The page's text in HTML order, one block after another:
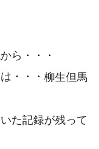
ら・・・
・・・ 柳生但馬
た記録が残って